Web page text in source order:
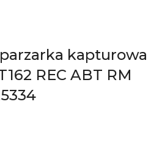
kapturowa
REC ABT RM